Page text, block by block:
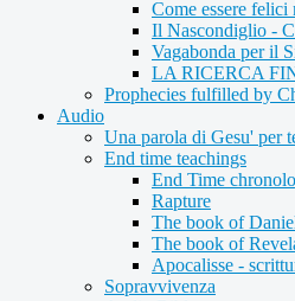
Come essere
Il Nascondiglio -
Vagabonda per il
LA RICERCA
Prophecies fulfilled by
Audio
Una parola di Gesu' per
End time teachings
End Time
Rapture
The book of
The book of
Apocalisse -
Sopravvivenza